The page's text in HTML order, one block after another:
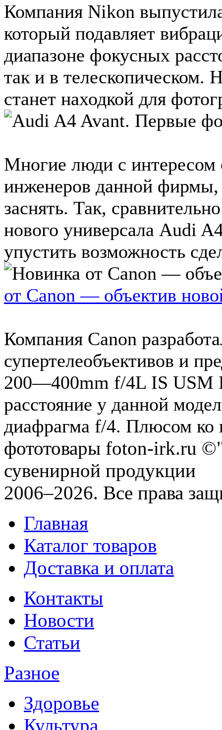
Компания Nikоn
который подавляет
диапазоне фокусных
так и в телескопическом.
станет находкой для
Многие люди с интересом
инженеров данной фирмы,
заснять. Так,
нового универсала Audi
упустить возможность
от Canon — объектив
Компания Canon
супертелеобъективов и
200—400mm f/4L IS USM
расстояние у данной
диафрагма f/4. Плюсом ко
фототовары foton-irk.ru
сувенирной продукции
2006–2026. Все права
Главная
Каталог товаров
Доставка и оплата
Контакты
Новости
Статьи
Разное
Здоровье
Культура